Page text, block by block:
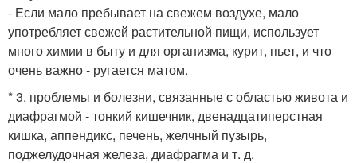
- Если мало пребывает на свежем воздухе, мало
употребляет свежей растительной пищи, использует
много химии в быту и для организма, курит, пьет, и что
очень важно - ругается матом.
* 3. проблемы и болезни, связанные с областью живота и
диафрагмой - тонкий кишечник, двенадцатиперстная
кишка, аппендикс, печень, желчный пузырь,
поджелудочная железа, диафрагма и т. д.